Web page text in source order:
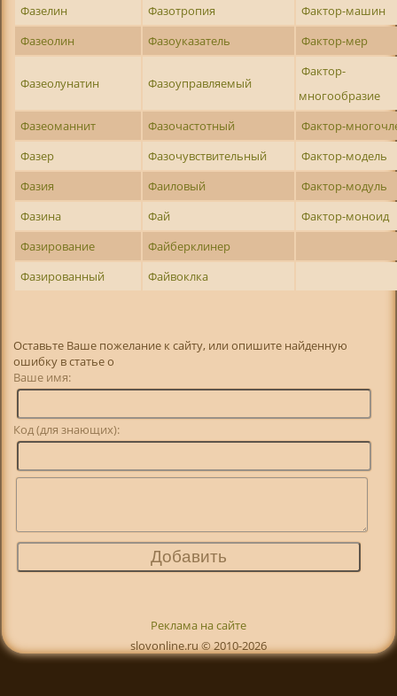
Фазелин
Фазотропия
Фактор-машин
Фазеолин
Фазоуказатель Фактор-мер
Фазеолунатин Фазоуправляемый
Фактор-
многообразие
Фазеоманнит
Фазочастотный
Фактор-
Фазер
Фазочувствительный
Фактор-модель
Фазия
Фаиловый
Фактор-модуль
Фазина
Фай
Фактор-моноид
Фазирование
Файберклинер
Фазированный
Файвоклка
Оставьте Ваше пожелание к сайту, или опишите найденную
ошибку в статье о
Ваше имя:
Код (для знающих):
Реклама на сайте
slovonline.ru © 2010-2026